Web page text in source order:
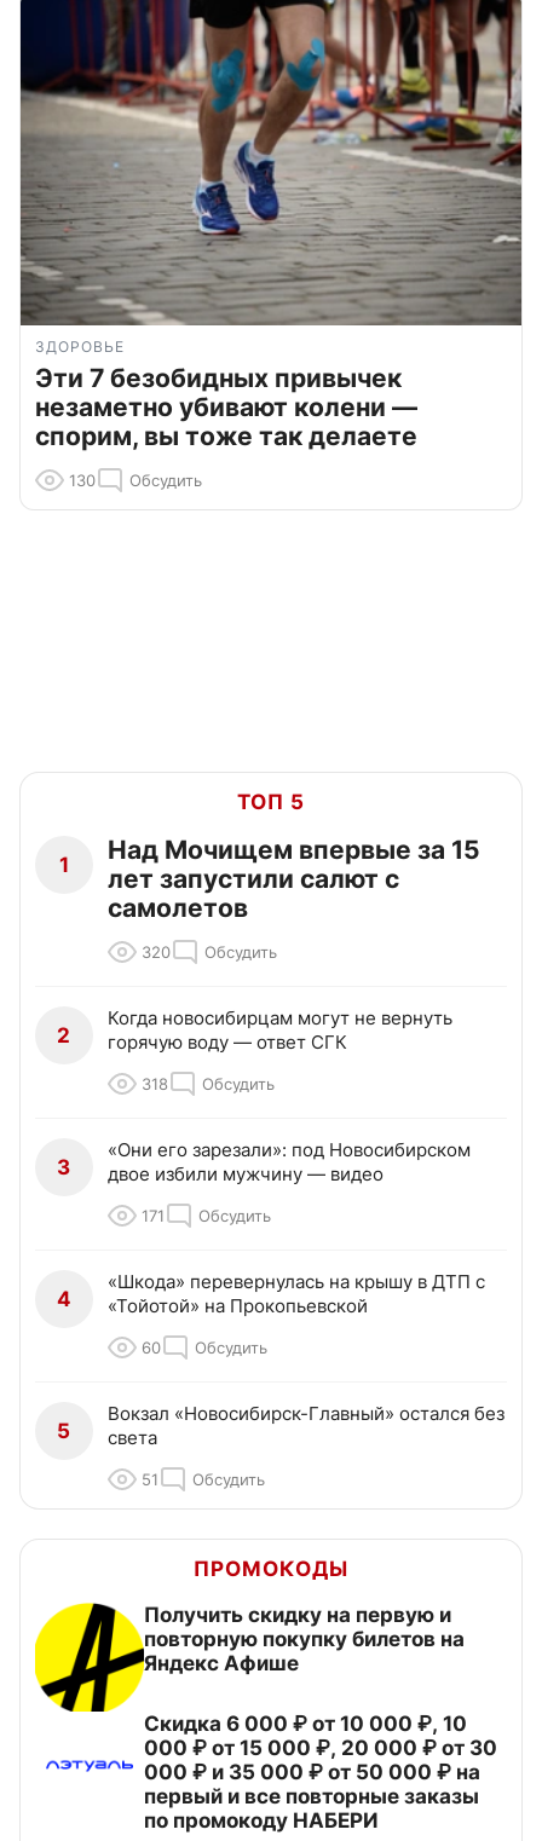
ЗДОРОВЬЕ
Эти 7 безобидных привычек
незаметно убивают колени —
спорим, вы тоже так делаете
130 Обсудить
ТОП 5
1
Над Мочищем впервые за 15
лет запустили салют с
самолетов
320 Обсудить
2
Когда новосибирцам могут не вернуть
горячую воду — ответ СГК
318 Обсудить
3
«Они его зарезали»: под Новосибирском
двое избили мужчину — видео
171 Обсудить
4
«Шкода» перевернулась на крышу в ДТП с
«Тойотой» на Прокопьевской
60 Обсудить
5
Вокзал «Новосибирск-Главный» остался без
света
51 Обсудить
ПРОМОКОДЫ
Получить скидку на первую и
повторную покупку билетов на
Яндекс Афише
Скидка 6 000 ₽ от 10 000 ₽, 10
000 ₽ от 15 000 ₽, 20 000 ₽ от 30
000 ₽ и 35 000 ₽ от 50 000 ₽ на
первый и все повторные заказы
по промокоду НАБЕРИ